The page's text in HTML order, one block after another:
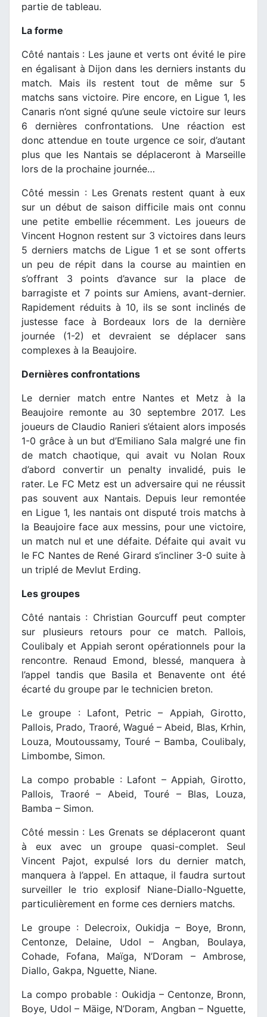
partie de tableau.
La forme
Côté nantais : Les jaune et verts ont évité le pire
en égalisant à Dijon dans les derniers instants du
match. Mais ils restent tout de même sur 5
matchs sans victoire. Pire encore, en Ligue 1, les
Canaris n’ont signé qu’une seule victoire sur leurs
6 dernières confrontations. Une réaction est
donc attendue en toute urgence ce soir, d’autant
plus que les Nantais se déplaceront à Marseille
lors de la prochaine journée…
Côté messin : Les Grenats restent quant à eux
sur un début de saison difficile mais ont connu
une petite embellie récemment. Les joueurs de
Vincent Hognon restent sur 3 victoires dans leurs
5 derniers matchs de Ligue 1 et se sont offerts
un peu de répit dans la course au maintien en
s’offrant 3 points d’avance sur la place de
barragiste et 7 points sur Amiens, avant-dernier.
Rapidement réduits à 10, ils se sont inclinés de
justesse face à Bordeaux lors de la dernière
journée (1-2) et devraient se déplacer sans
complexes à la Beaujoire.
Dernières confrontations
Le dernier match entre Nantes et Metz à la
Beaujoire remonte au 30 septembre 2017. Les
joueurs de Claudio Ranieri s’étaient alors imposés
1-0 grâce à un but d’Emiliano Sala malgré une fin
de match chaotique, qui avait vu Nolan Roux
d’abord convertir un penalty invalidé, puis le
rater. Le FC Metz est un adversaire qui ne réussit
pas souvent aux Nantais. Depuis leur remontée
en Ligue 1, les nantais ont disputé trois matchs à
la Beaujoire face aux messins, pour une victoire,
un match nul et une défaite. Défaite qui avait vu
le FC Nantes de René Girard s’incliner 3-0 suite à
un triplé de Mevlut Erding.
Les groupes
Côté nantais : Christian Gourcuff peut compter
sur plusieurs retours pour ce match. Pallois,
Coulibaly et Appiah seront opérationnels pour la
rencontre. Renaud Emond, blessé, manquera à
l’appel tandis que Basila et Benavente ont été
écarté du groupe par le technicien breton.
Le groupe : Lafont, Petric – Appiah, Girotto,
Pallois, Prado, Traoré, Wagué – Abeid, Blas, Krhin,
Louza, Moutoussamy, Touré – Bamba, Coulibaly,
Limbombe, Simon.
La compo probable : Lafont – Appiah, Girotto,
Pallois, Traoré – Abeid, Touré – Blas, Louza,
Bamba – Simon.
Côté messin : Les Grenats se déplaceront quant
à eux avec un groupe quasi-complet. Seul
Vincent Pajot, expulsé lors du dernier match,
manquera à l’appel. En attaque, il faudra surtout
surveiller le trio explosif Niane-Diallo-Nguette,
particulièrement en forme ces derniers matchs.
Le groupe : Delecroix, Oukidja – Boye, Bronn,
Centonze, Delaine, Udol – Angban, Boulaya,
Cohade, Fofana, Maïga, N’Doram – Ambrose,
Diallo, Gakpa, Nguette, Niane.
La compo probable : Oukidja – Centonze, Bronn,
Boye, Udol – Mäige, N’Doram, Angban – Nguette,